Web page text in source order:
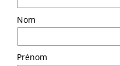
Nom
Prénom